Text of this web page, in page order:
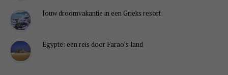
Jouw droomvakantie in een Grieks resort
Egypte: een reis door Farao’s land